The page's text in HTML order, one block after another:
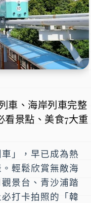
車、海岸列車完整
景點、美食7大重
輕鬆欣賞無敵海
景台、青沙浦踏
打卡拍照的「韓